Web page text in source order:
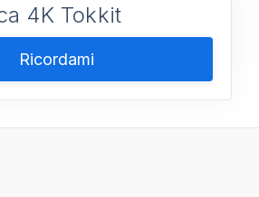
4K Tokkit
Ricordami